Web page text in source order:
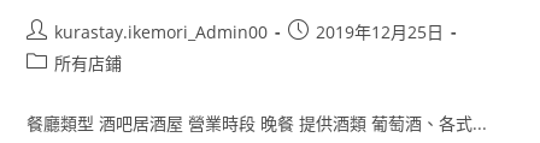
kurastay.ikemori_Admin00
2019年12月25日
所有店鋪
餐廳類型 酒吧居酒屋 營業時段 晚餐 提供酒類 葡萄酒、各式...